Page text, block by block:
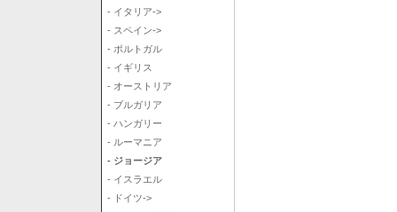
- イタリア->
- スペイン->
- ポルトガル
- イギリス
- オーストリア
- ブルガリア
- ハンガリー
- ルーマニア
- ジョージア
- イスラエル
- ドイツ->